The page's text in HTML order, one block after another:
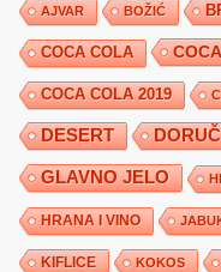
AJVAR BOŽIĆ
COCA COLA
COCA COLA 2019
DESERT
GLAVNO JELO
HRANA I VINO
KIFLICE KOKOS